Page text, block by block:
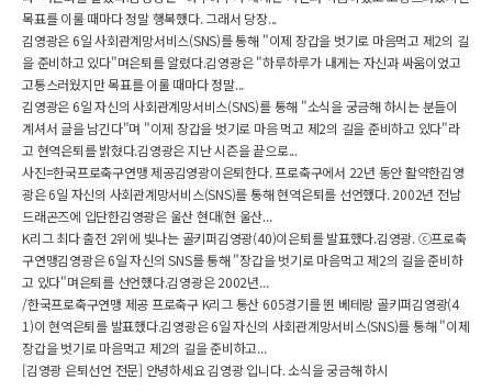
목표를 이룰 때마다 정말 행복했다. 그래서 당장...
김영광은 6일 사회관계망서비스(SNS)를 통해 "이제 장갑을 벗기로 마음먹고 제2의 길
을 준비하고 있다"며은퇴를 알렸다.김영광은 "하루하루가 내게는 자신과 싸움이었고
고통스러웠지만 목표를 이룰 때마다 정말...
김영광은 6일 자신의 사회관계망서비스(SNS)를 통해 "소식을 궁금해 하시는 분들이
계셔서 글을 남긴다"며 "이제 장갑을 벗기로 마음 먹고 제2의 길을 준비하고 있다"라
고 현역은퇴를 밝혔다.김영광은 지난 시즌을 끝으로...
사진=한국프로축구연맹 제공김영광이은퇴한다. 프로축구에서 22년 동안 활약한김영
광은 6일 자신의 사회관계망서비스(SNS)를 통해 현역은퇴를 선언했다. 2002년 전남
드래곤즈에 입단한김영광은 울산 현대(현 울산...
K리그 최다 출전 2위에 빛나는 골키퍼김영광(40)이은퇴를 발표했다.김영광. ⓒ프로축
구연맹김영광은 6일 자신의 SNS를 통해 "장갑을 벗기로 마음먹고 제2의 길을 준비하
고 있다"며은퇴를 선언했다.김영광은 2002년...
/한국프로축구연맹 제공 프로축구 K리그 통산 605경기를 뛴 베테랑 골키퍼김영광(4
1)이 현역은퇴를 발표했다.김영광은 6일 자신의 사회관계망서비스(SNS)를 통해 "이제
장갑을 벗기로 마음먹고 제2의 길을 준비하고...
[김영광 은퇴선언 전문] 안녕하세요 김영광 입니다. 소식을 궁금해 하시